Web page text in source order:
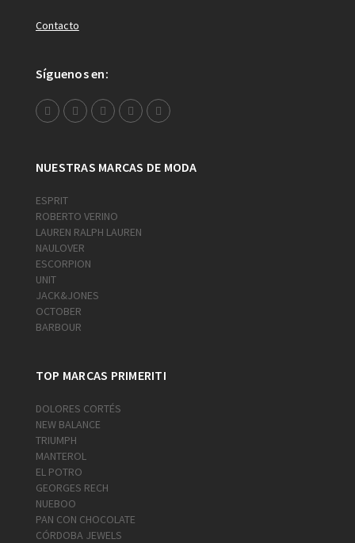
Contacto
Síguenos en:
NUESTRAS MARCAS DE MODA
ESPRIT
ROBERTO VERINO
LAUREN RALPH LAUREN
NAULOVER
ESCORPION
UNIT
JACK&JONES
OCTOBER
BARBOUR
TOP MARCAS PRIMERITI
DOLORES CORTÉS
NEW BALANCE
TRIUMPH
MANTEROL
EL POTRO
GEORGES RECH
NUEBOO
PAN CON CHOCOLATE
CÓRDOBA JEWELS